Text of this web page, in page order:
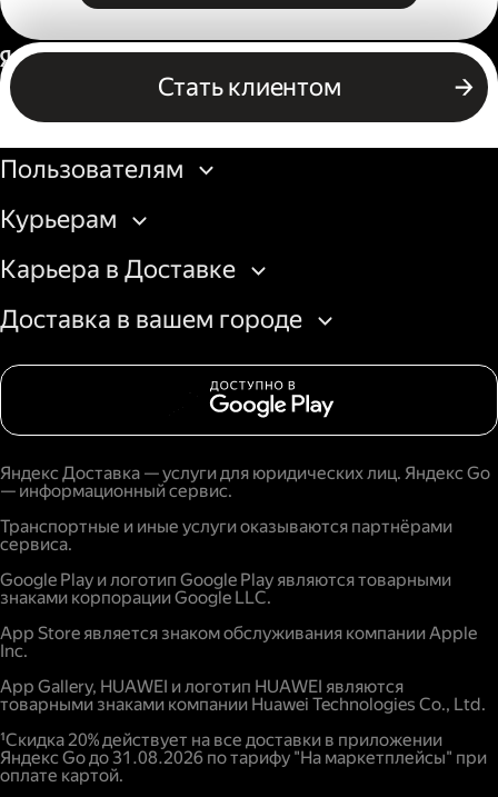
Стать клиентом
Россия
Бизнесу
Пользователям
Курьерам
Карьера в Доставке
Доставка в вашем городе
Яндекс Доставка — услуги для юридических лиц. Яндекс Go
— информационный сервис.
Транспортные и иные услуги оказываются партнёрами
сервиса.
Google Play и логотип Google Play являются товарными
знаками корпорации Google LLC.
App Store является знаком обслуживания компании Apple
Inc.
App Gallery, HUAWEI и логотип HUAWEI являются
товарными знаками компании Huawei Technologies Co., Ltd.
¹Скидка 20% действует на все доставки в приложении
Яндекс Go до 31.08.2026 по тарифу "На маркетплейсы" при
оплате картой.